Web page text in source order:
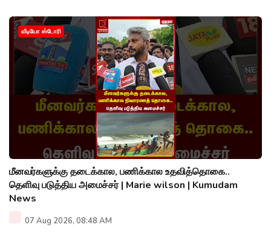
வீடியோ ஸ்டோரி
மீனவர்களுக்கு தடைக்கால, பணிக்கால உதவித்தொகை..
தெளிவு படுத்திய அமைச்சர் | Marie wilson | Kumudam
News
07 Aug 2026, 08:48 AM